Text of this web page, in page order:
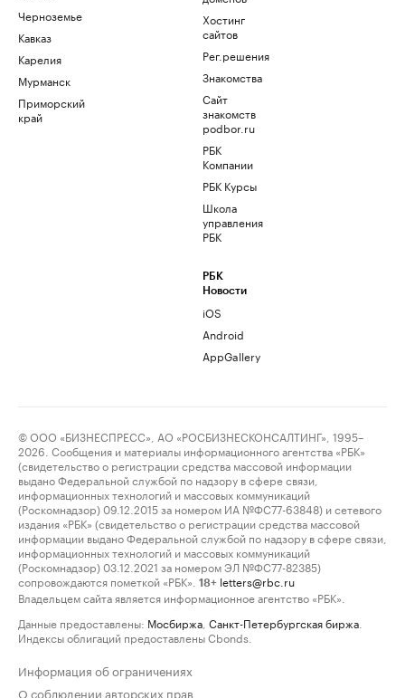
Черноземье
Кавказ
Карелия
Мурманск
Приморский
край
Хостинг
сайтов
Рег.решения
Знакомства
Сайт
знакомств
podbor.ru
РБК
Компании
РБК Курсы
Школа
управления
РБК
РБК
Новости
iOS
Android
AppGallery
© ООО «БИЗНЕСПРЕСС», АО «РОСБИЗНЕСКОНСАЛТИНГ», 1995–
2026. Сообщения и материалы информационного агентства «РБК»
(свидетельство о регистрации средства массовой информации
выдано Федеральной службой по надзору в сфере связи,
информационных технологий и массовых коммуникаций
(Роскомнадзор) 09.12.2015 за номером ИА №ФС77-63848) и сетевого
издания «РБК» (свидетельство о регистрации средства массовой
информации выдано Федеральной службой по надзору в сфере связи,
информационных технологий и массовых коммуникаций
(Роскомнадзор) 03.12.2021 за номером ЭЛ №ФС77-82385)
сопровождаются пометкой «РБК».
18+ letters@rbc.ru
Владельцем сайта является информационное агентство «РБК».
Данные предоставлены: Мосбиржа Санкт-Петербургская биржа
Индексы облигаций предоставлены Cbonds.
Информация об ограничениях
О соблюдении авторских прав